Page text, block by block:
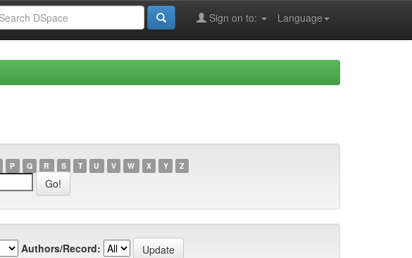
Language
Sign on to:
P Q R S T U V W X Y Z
Authors/Record: